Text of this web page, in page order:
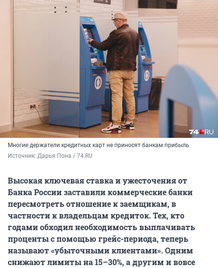
Многие держатели кредитных карт не приносят банкам прибыль
Источник: Дарья Пона / 74.RU
Высокая ключевая ставка и ужесточения от
Банка России заставили коммерческие банки
пересмотреть отношение к заемщикам, в
частности к владельцам кредиток. Тех, кто
годами обходил необходимость выплачивать
проценты с помощью грейс-периода, теперь
называют «убыточными клиентами». Одним
снижают лимиты на 15–30%, а другим и вовсе